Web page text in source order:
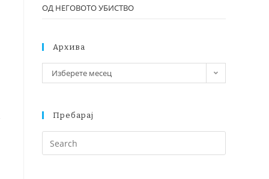
ОД НЕГОВОТО УБИСТВО
Архива
Изберете месец
Пребарај